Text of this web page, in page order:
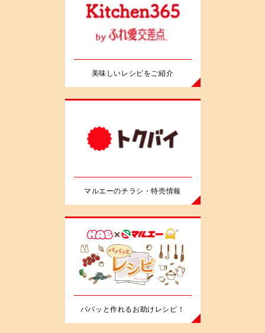
美味しいレシピをご紹介
マルエーのチラシ・特売情報
パパッと作れるお助けレシピ！